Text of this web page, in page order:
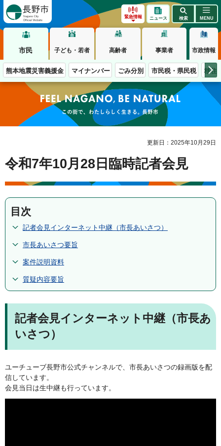
緊急情報 ニュース 検索 MENU
市民 子ども・若者 高齢者 事業者 市政情報
熊本地震災害義援金 マイナンバー ごみ分別 市民税・県民税 移住
この街で、わたしらしく生きる。長野市
更新日：2025年10月29日
令和7年10月28日臨時記者会見
目次
記者会見インターネット中継（市長あいさつ）
市長あいさつ要旨
案件説明資料
質疑内容要旨
記者会見インターネット中継（市長あ
いさつ）
ユーチューブ長野市公式チャンネルで、市長あいさつの録画版を配
信しています。
会見当日は生中継も行っています。